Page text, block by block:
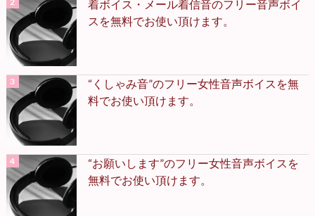
着ボイス・メール着信音のフリー音声ボイ
スを無料でお使い頂けます。
“くしゃみ音”のフリー女性音声ボイスを無
料でお使い頂けます。
“お願いします”のフリー女性音声ボイスを
無料でお使い頂けます。